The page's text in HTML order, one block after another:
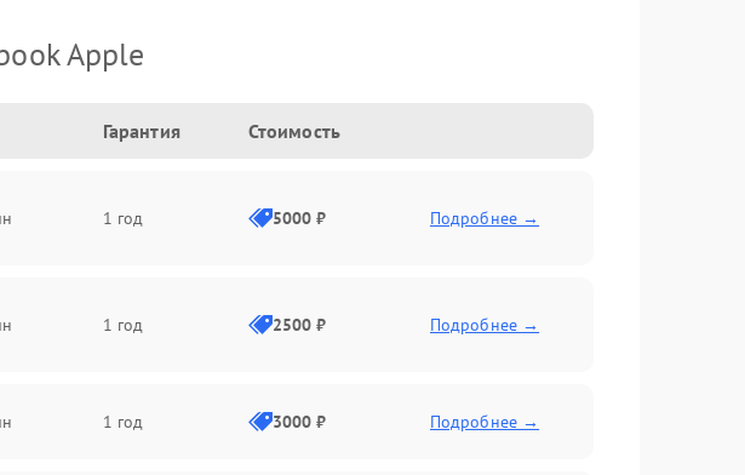
Apple
Гарантия Стоимость
1 год 5000 ₽ Подробнее →
1 год 2500 ₽ Подробнее →
1 год 3000 ₽ Подробнее →